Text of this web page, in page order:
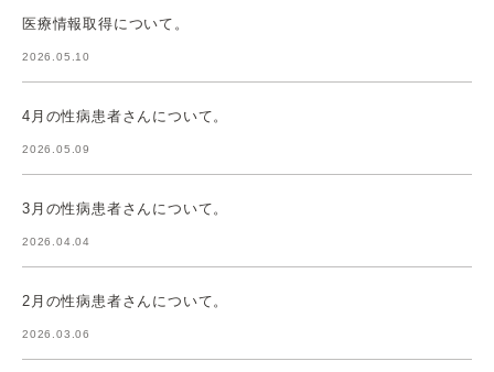
医療情報取得について。
2026.05.10
4月の性病患者さんについて。
2026.05.09
3月の性病患者さんについて。
2026.04.04
2月の性病患者さんについて。
2026.03.06